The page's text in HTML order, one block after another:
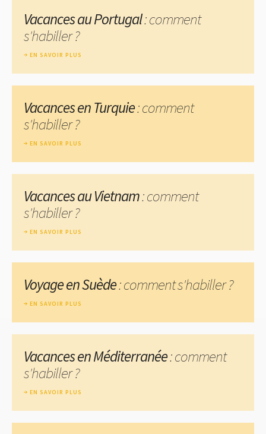
Vacances au Portugal: comment
s'habiller ?
EN SAVOIR PLUS
Vacances en Turquie: comment
s'habiller ?
EN SAVOIR PLUS
Vacances au Vietnam: comment
s'habiller ?
EN SAVOIR PLUS
Voyage en Suède: comment s'habiller ?
EN SAVOIR PLUS
Vacances en Méditerranée: comment
s'habiller ?
EN SAVOIR PLUS